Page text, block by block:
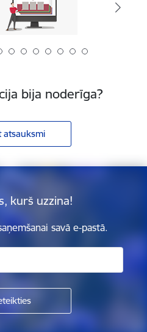
bija noderīga?
atsauksmi
kurš uzzina!
savā e-pastā.